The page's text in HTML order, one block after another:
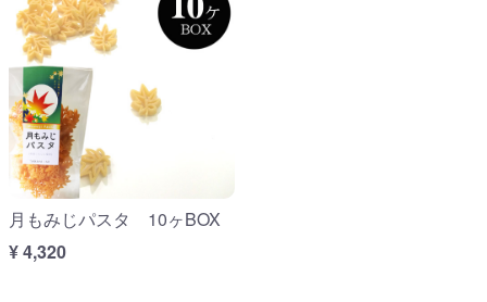
月もみじパスタ 10ヶBOX
¥ 4,320